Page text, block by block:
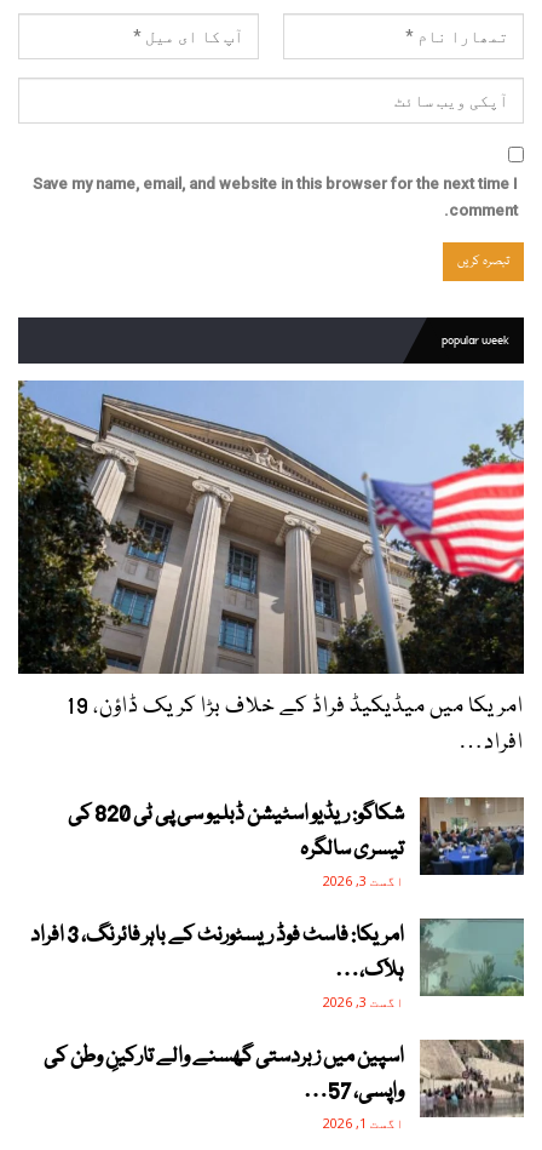
Save my name, email, and website in this browser for the next time I
comment.
popular week
امریکا میں میڈیکیڈ فراڈ کے خلاف بڑا کریک ڈاؤن، 19
افراد…
شکاگو: ریڈیو اسٹیشن ڈبلیو سی پی ٹی 820 کی
تیسری سالگرہ
اگست 3, 2026
امریکا: فاسٹ فوڈ ریسٹورنٹ کے باہر فائرنگ، 3 افراد
ہلاک،…
اگست 3, 2026
اسپین میں زبردستی گھسنے والے تارکینِ وطن کی
واپسی، 57…
اگست 1, 2026